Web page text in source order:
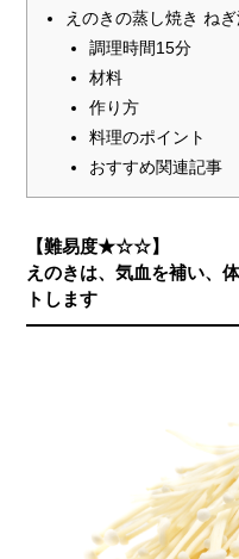
えのきの蒸し焼き ね
調理時間15分
材料
作り方
料理のポイント
おすすめ関連記事
【難易度★☆☆】
えのきは、気血を補い、
トします